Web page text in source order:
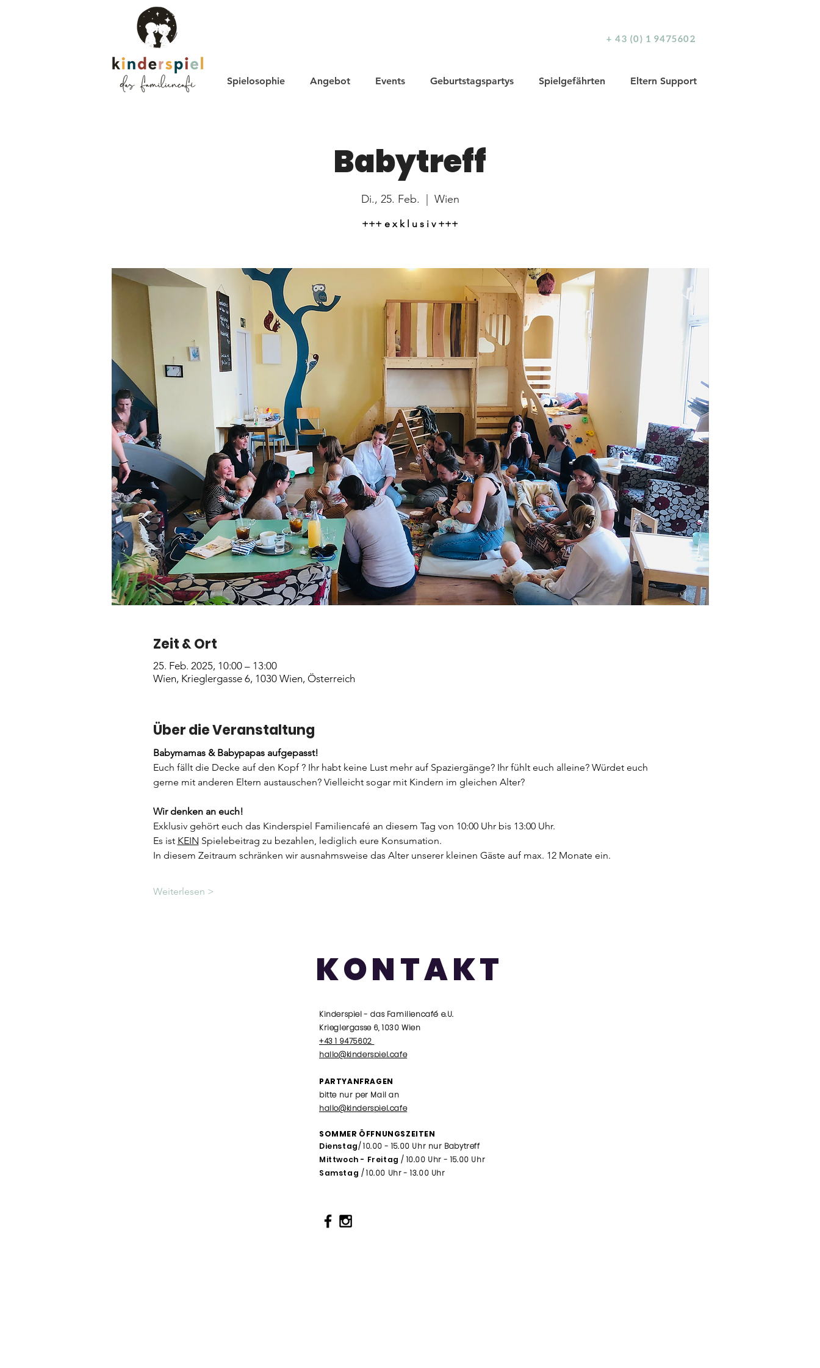
+ 43 (0) 1 9475602
Spielosophie Angebot Events Geburtstagspartys Spielgefährten Eltern Support
Babytreff
Di., 25. Feb. Wien
+++ e x k l u s i v +++
Zeit & Ort
25. Feb. 2025, 10:00 – 13:00
Wien, Krieglergasse 6, 1030 Wien, Österreich
Über die Veranstaltung
Babymamas & Babypapas aufgepasst!
Euch fällt die Decke auf den Kopf ? Ihr habt keine Lust mehr auf Spaziergänge? Ihr fühlt euch alleine? Würdet euch
gerne mit anderen Eltern austauschen? Vielleicht sogar mit Kindern im gleichen Alter?
Wir denken an euch!
Exklusiv gehört euch das Kinderspiel Familiencafé an diesem Tag von 10:00 Uhr bis 13:00 Uhr.
Es ist KEIN Spielebeitrag zu bezahlen, lediglich eure Konsumation.
In diesem Zeitraum schränken wir ausnahmsweise das Alter unserer kleinen Gäste auf max. 12 Monate ein.
Weiterlesen >
KONTAKT
Kinderspiel - das Familiencafé e.U.
Krieglergasse 6, 1030 Wien
+43 1 9475602
hallo@kinderspiel.cafe
PARTYANFRAGEN
bitte nur per Mail an
hallo@kinderspiel.cafe
SOMMER ÖFFNUNGSZEITEN
Dienstag/ 10.00 - 15.00 Uhr nur Babytreff
Mittwoch - Freitag / 10.00 Uhr - 15.00 Uhr
Samstag / 10.00 Uhr - 13.00 Uhr